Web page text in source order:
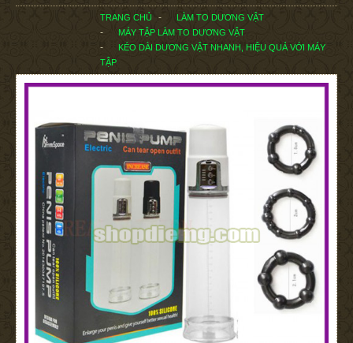
TRANG CHỦ
LÀM TO DƯƠNG VẬT
MÁY TẬP LÀM TO DƯƠNG VẬT
KÉO DÀI DƯƠNG VẬT NHANH, HIỆU QUẢ VỚI MÁY
TẬP